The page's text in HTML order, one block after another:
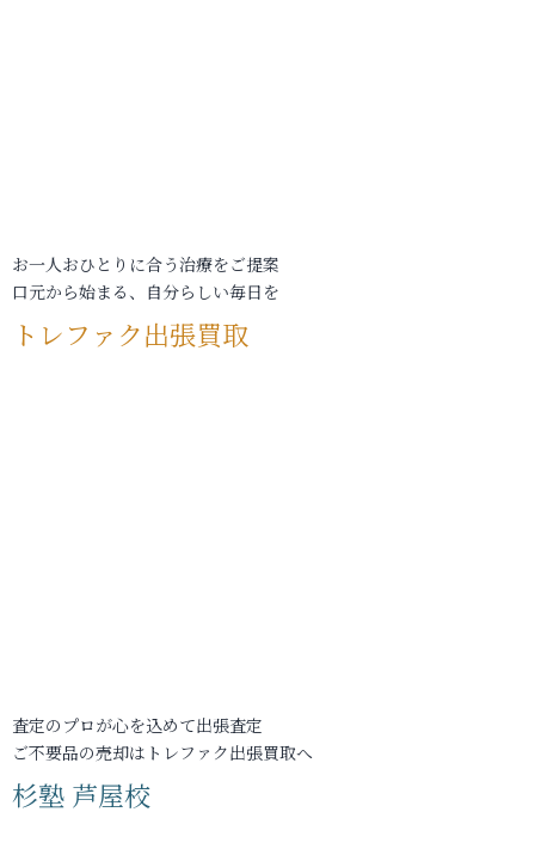
お一人おひとりに合う治療をご提案
口元から始まる、自分らしい毎日を
トレファク出張買取
査定のプロが心を込めて出張査定
ご不要品の売却はトレファク出張買取へ
杉塾 芦屋校